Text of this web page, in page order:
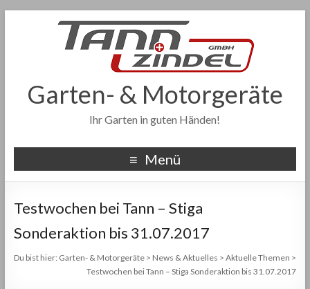
Garten- & Motorgeräte
Ihr Garten in guten Händen!
Menü
Testwochen bei Tann – Stiga
Sonderaktion bis 31.07.2017
Du bist hier: Garten- & Motorgeräte > News & Aktuelles >Aktuelle Themen >
Testwochen bei Tann – Stiga Sonderaktion bis 31.07.2017